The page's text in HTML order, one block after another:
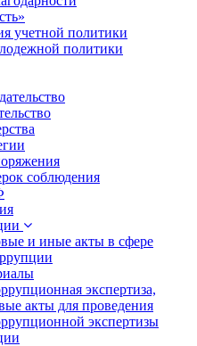
учетной политики
политики
соблюдения
и иные акты в сфере
экспертиза,
акты для проведения
экспертизы